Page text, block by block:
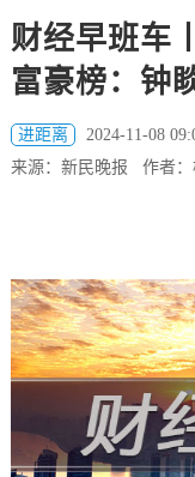
财经早班车
富豪榜：钟
进距离
2024-11-08
来源：新民晚报 作者：